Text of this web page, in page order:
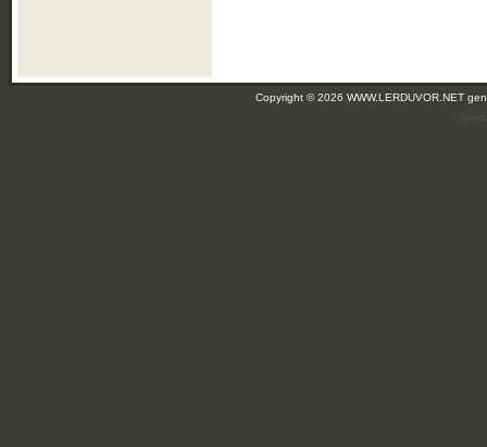
Copyright © 2026 WWW.LERDUVOR.NET